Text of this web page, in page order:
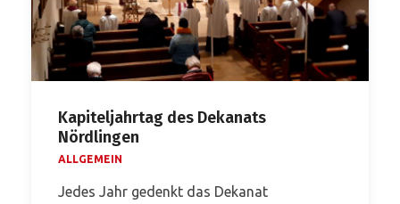
Kapiteljahrtag des Dekanats
Nördlingen
ALLGEMEIN
Jedes Jahr gedenkt das Dekanat